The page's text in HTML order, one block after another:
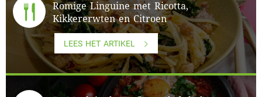
Romige Linguine met Ricotta,
Kikkererwten en Citroen
LEES HET ARTIKEL